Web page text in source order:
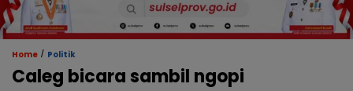
Home / Politik
Caleg bicara sambil ngopi